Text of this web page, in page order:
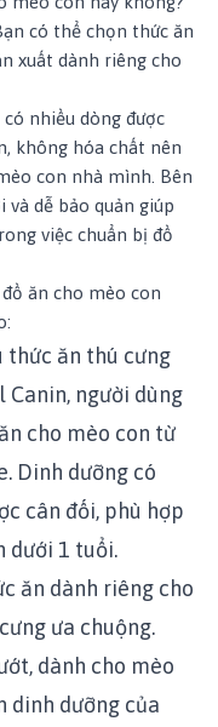
có thể chọn thức ăn
xuất dành riêng cho
nhiều dòng được
không hóa chất nên
con nhà mình. Bên
và dễ bảo quản giúp
việc chuẩn bị đồ
ăn cho mèo con
thức ăn thú cưng
Canin, người dùng
cho mèo con từ
Dinh dưỡng có
cân đối, phù hợp
dưới 1 tuổi.
ăn dành riêng cho
ưa chuộng.
dành cho mèo
dinh dưỡng của